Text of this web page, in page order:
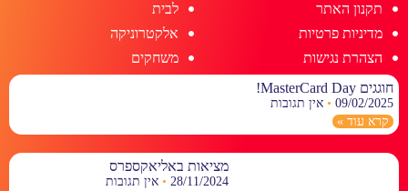
תקנון האתר
מדיניות פרטיות
הצהרת נגישות
לבית
אלקטרוניקה
משחקים
חוגגים MasterCard Day!
09/02/2025
אין תגובות
קרא עוד »
מציאות באליאקספרס
28/11/2024 אין תגובות